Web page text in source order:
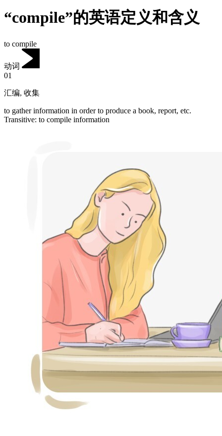
“compile”的英语定义和含义
to compile
动词
01
汇编, 收集
to gather information in order to produce a book, report, etc.
Transitive: to compile information